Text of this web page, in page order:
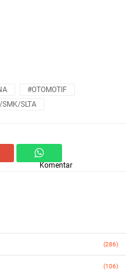
#OTOMOTIF
SLTA
Komentar
(286)
(106)